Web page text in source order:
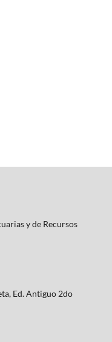
y de Recursos
Ed. Antiguo 2do